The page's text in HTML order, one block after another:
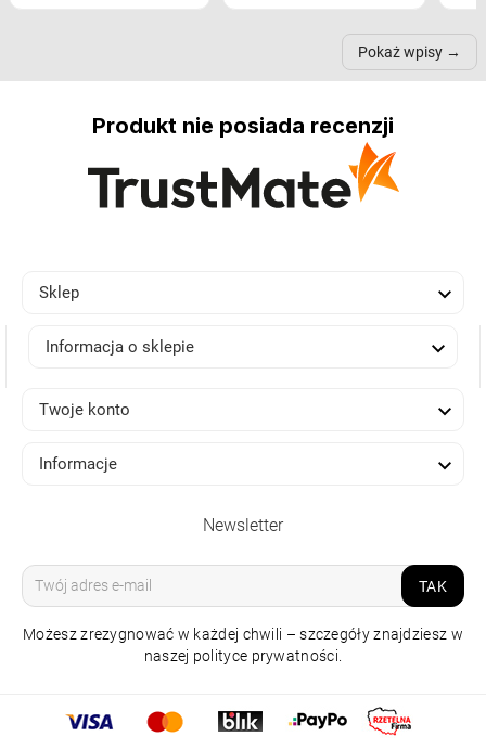
nich może przydać się w
Pokaż wpisy
Produkt nie posiada recenzji
Sklep 
Informacja o sklepie 
Twoje konto 
Informacje 
Newsletter
TAK
Możesz zrezygnować w każdej chwili – szczegóły znajdziesz w
naszej polityce prywatności.